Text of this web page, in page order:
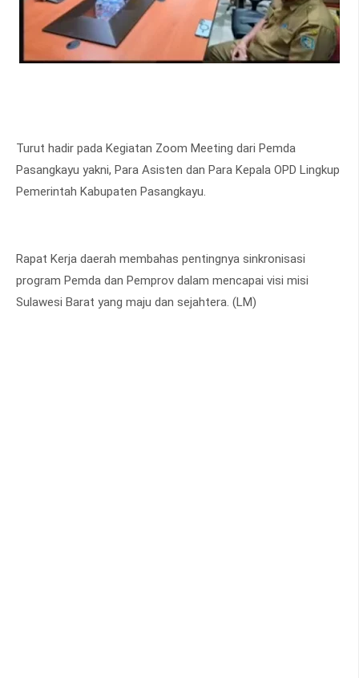
Turut hadir pada Kegiatan Zoom Meeting dari Pemda
Pasangkayu yakni, Para Asisten dan Para Kepala OPD Lingkup
Pemerintah Kabupaten Pasangkayu.
Rapat Kerja daerah membahas pentingnya sinkronisasi
program Pemda dan Pemprov dalam mencapai visi misi
Sulawesi Barat yang maju dan sejahtera. (LM)